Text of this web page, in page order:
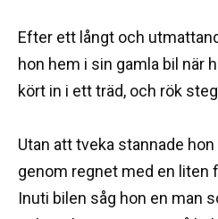
Efter ett långt och
hon hem i sin gamla bil när
kört in i ett träd, och rök
Utan att tveka stannade
genom regnet med en liten
Inuti bilen såg hon en man